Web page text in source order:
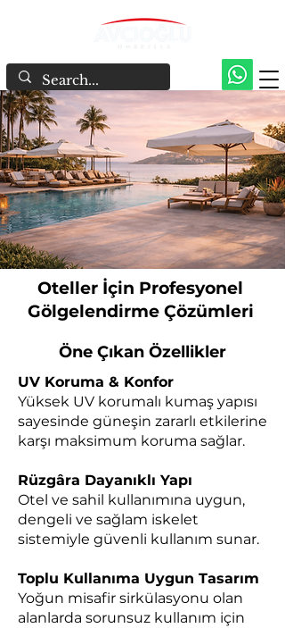
Oteller İçin Profesyonel
Gölgelendirme Çözümleri
Öne Çıkan Özellikler
UV Koruma & Konfor
Yüksek UV korumalı kumaş yapısı
sayesinde güneşin zararlı etkilerine
karşı maksimum koruma sağlar.
Rüzgâra Dayanıklı Yapı
Otel ve sahil kullanımına uygun,
dengeli ve sağlam iskelet
sistemiyle güvenli kullanım sunar.
Toplu Kullanıma Uygun Tasarım
Yoğun misafir sirkülasyonu olan
alanlarda sorunsuz kullanım için